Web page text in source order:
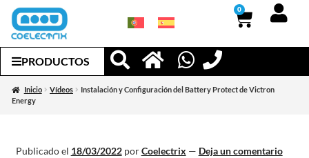
0
PRODUCTOS
Inicio Vídeos
Instalación y Configuración del Battery Protect de Victron
Energy
Publicado el 18/03/2022 porCoelectrix — Deja un comentario